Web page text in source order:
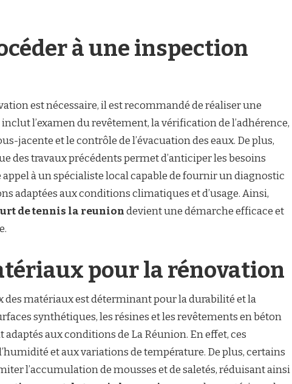
à une inspection
est nécessaire, il est recommandé de réaliser une
l’examen du revêtement, la vérification de l’adhérence,
jacente et le contrôle de l’évacuation des eaux. De plus,
des travaux précédents permet d’anticiper les besoins
à un spécialiste local capable de fournir un diagnostic
adaptées aux conditions climatiques et d’usage. Ainsi,
de tennis la reuniondevient une démarche efficace et
pour la rénovation
des matériaux est déterminant pour la durabilité et la
synthétiques, les résines et les revêtements en béton
aux conditions de La Réunion. En effet, ces
et aux variations de température. De plus, certains
l’accumulation de mousses et de saletés, réduisant ainsi